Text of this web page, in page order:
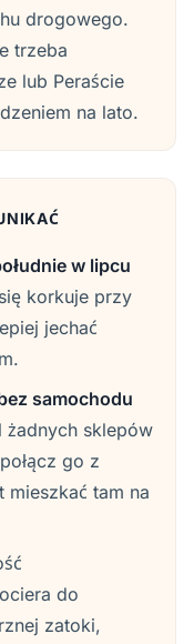
drogowego.
trzeba
lub Peraście
na lato.
w lipcu
korkuje przy
jechać
samochodu
sklepów
go z
mieszkać tam na
do
zatoki,